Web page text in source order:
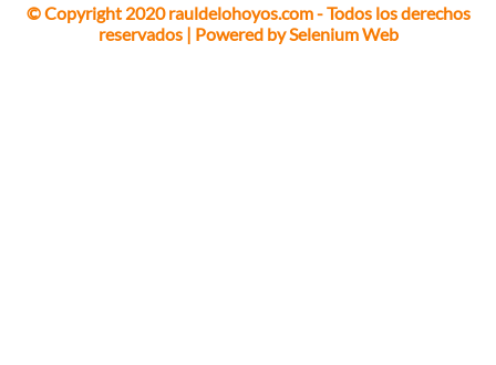
© Copyright 2020 rauldelohoyos.com - Todos los derechos
reservados | Powered bySelenium Web